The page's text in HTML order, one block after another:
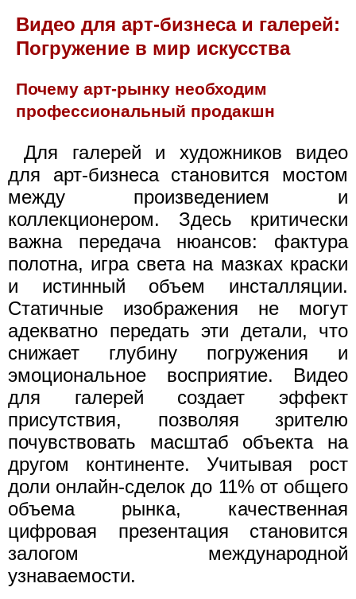
Видео для арт-бизнеса и галерей:
Погружение в мир искусства
Почему арт-рынку необходим
профессиональный продакшн
Для галерей и художников видео
для арт-бизнеса становится мостом
между произведением и
коллекционером. Здесь критически
важна передача нюансов: фактура
полотна, игра света на мазках краски
и истинный объем инсталляции.
Статичные изображения не могут
адекватно передать эти детали, что
снижает глубину погружения и
эмоциональное восприятие. Видео
для галерей создает эффект
присутствия, позволяя зрителю
почувствовать масштаб объекта на
другом континенте. Учитывая рост
доли онлайн-сделок до 11% от общего
объема рынка, качественная
цифровая презентация становится
залогом международной
узнаваемости.